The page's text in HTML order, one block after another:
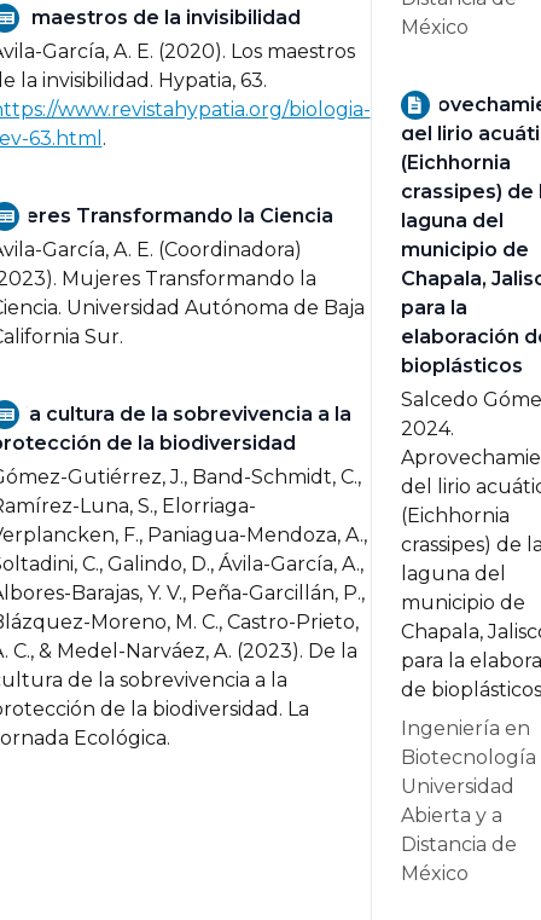
maestros de la invisibilidad
García, A. E. (2020). Los maestros
la invisibilidad. Hypatia, 63.
www.revistahypatia.org/biologia-
63.html .
Transformando la Ciencia
García, A. E. (Coordinadora)
Mujeres Transformando la
Universidad Autónoma de Baja
Sur.
la cultura de la sobrevivencia a la
de la biodiversidad
Gutiérrez, J., Band-Schmidt, C.,
Luna, S., Elorriaga-
F., Paniagua-Mendoza, A.,
C., Galindo, D., Ávila-García, A.,
Barajas, Y. V., Peña-Garcillán, P.,
Moreno, M. C., Castro-Prieto,
C., & Medel-Narváez, A. (2023). De la
de la sobrevivencia a la
de la biodiversidad. La
Ecológica.
México
del lirio
(Eichhornia
crassipes) de
laguna del
municipio de
Chapala,
para la
elaboración
bioplásticos
Salcedo
2024.
del lirio
(Eichhornia
crassipes) de
laguna del
municipio de
Chapala,
para la
de
Ingeniería en
Biotecnología
Universidad
Abierta y a
Distancia de
México